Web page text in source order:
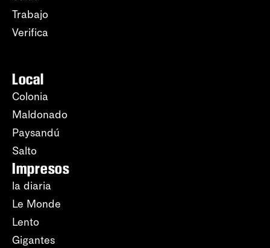
Trabajo
Verifica
Local
Colonia
Maldonado
Paysandú
Salto
Impresos
la diaria
Le Monde
Lento
Gigantes